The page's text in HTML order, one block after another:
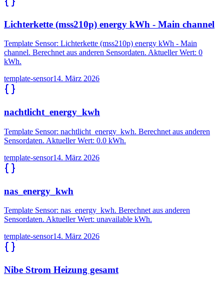
Lichterkette (mss210p) energy kWh - Main channel
Template Sensor: Lichterkette (mss210p) energy kWh - Main
channel. Berechnet aus anderen Sensordaten. Aktueller Wert: 0
kWh.
template-sensor14. März 2026
nachtlicht_energy_kwh
Template Sensor: nachtlicht_energy_kwh. Berechnet aus anderen
Sensordaten. Aktueller Wert: 0.0 kWh.
template-sensor14. März 2026
nas_energy_kwh
Template Sensor: nas_energy_kwh. Berechnet aus anderen
Sensordaten. Aktueller Wert: unavailable kWh.
template-sensor14. März 2026
Nibe Strom Heizung gesamt